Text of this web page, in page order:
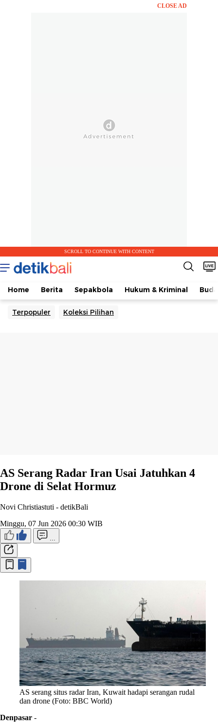
CLOSE AD
SCROLL TO CONTINUE WITH CONTENT
Home Berita Sepakbola Hukum & Kriminal
Terpopuler Koleksi Pilihan
AS Serang Radar Iran Usai Jatuhkan 4
Drone di Selat Hormuz
Novi Christiastuti - detikBali
Minggu, 07 Jun 2026 00:30 WIB
AS serang situs radar Iran, Kuwait hadapi serangan rudal
dan drone (Foto: BBC World)
Denpasar -